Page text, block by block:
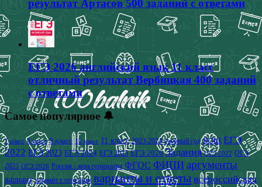
результат Артасов 500 заданий с ответами
ЕГЭ 2026 английский язык 11 класс
отличный результат Вербицкая 400 заданий
с ответами
Самое популярное 🔔
7 класс 8 класс 9 класс 10 класс 11 класс 2023-2024 учебный год ВОШ ЕГЭ
2022 ЕГЭ 2023 ЕГЭ 2024 ЕГЭ 2025 ЕГЭ 2026 Задания ОГЭ 2022 ОГЭ
2025 ОГЭ 2026 Россия - мои горизонты ФГОС ФИПИ аргументы
вариант вариант с ответами варианты и ответы всероссийская